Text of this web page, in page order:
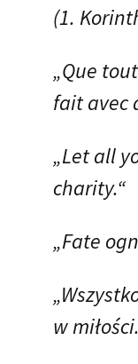
(1.
„Que
fait avec
„Let all
charity.“
„Fate
w